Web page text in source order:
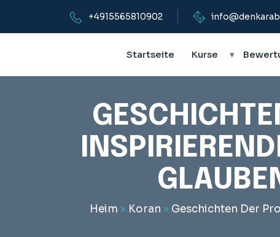
+4915565810902
Startseite Kurse ▾
Heim » Koran » Geschichten Der